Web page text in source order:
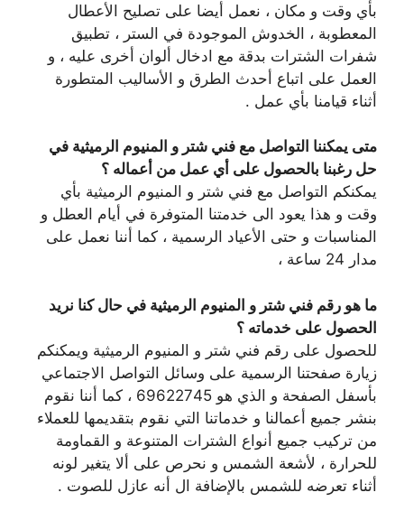
بأي وقت و مكان ، نعمل أيضا على تصليح الأعطال
المعطوبة ، الخدوش الموجودة في الستر ، تطبيق
شفرات الشترات بدقة مع ادخال ألوان أخرى عليه ، و
العمل على اتباع أحدث الطرق و الأساليب المتطورة
أثناء قيامنا بأي عمل .
متى يمكننا التواصل مع فني شتر و المنيوم الرميثية في
حل رغبنا بالحصول على أي عمل من أعماله ؟
يمكنكم التواصل مع فني شتر و المنيوم الرميثية بأي
وقت و هذا يعود الى خدمتنا المتوفرة في أيام العطل و
المناسبات و حتى الأعياد الرسمية ، كما أننا نعمل على
مدار 24 ساعة ،
ما هو رقم فني شتر و المنيوم الرميثية في حال كنا نريد
الحصول على خدماته ؟
للحصول على رقم فني شتر و المنيوم الرميثية ويمكنكم
زيارة صفحتنا الرسمية على وسائل التواصل الاجتماعي
بأسفل الصفحة و الذي هو 69622745 ، كما أننا نقوم
بنشر جميع أعمالنا و خدماتنا التي نقوم بتقديمها للعملاء
من تركيب جميع أنواع الشترات المتنوعة و القماومة
للحرارة ، لأشعة الشمس و نحرص على ألا يتغير لونه
أثناء تعرضه للشمس بالإضافة ال أنه عازل للصوت .